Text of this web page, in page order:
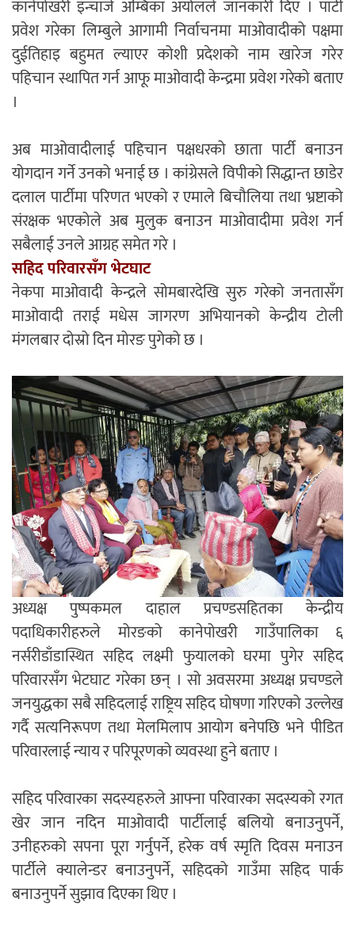
कानेपोखरी इन्चार्ज अम्बिका अर्यालले जानकारी दिए । पार्टी
प्रवेश गरेका लिम्बुले आगामी निर्वाचनमा माओवादीको पक्षमा
दुईतिहाइ बहुमत ल्याएर कोशी प्रदेशको नाम खारेज गरेर
पहिचान स्थापित गर्न आफू माओवादी केन्द्रमा प्रवेश गरेको बताए
।
अब माओवादीलाई पहिचान पक्षधरको छाता पार्टी बनाउन
योगदान गर्ने उनको भनाई छ । कांग्रेसले विपीको सिद्धान्त छाडेर
दलाल पार्टीमा परिणत भएको र एमाले बिचौलिया तथा भ्रष्टाको
संरक्षक भएकोले अब मुलुक बनाउन माओवादीमा प्रवेश गर्न
सबैलाई उनले आग्रह समेत गरे ।
सहिद परिवारसँग भेटघाट
नेकपा माओवादी केन्द्रले सोमबारदेखि सुरु गरेको जनतासँग
माओवादी तराई मधेस जागरण अभियानको केन्द्रीय टोली
मंगलबार दोस्रो दिन मोरङ पुगेको छ ।
अध्यक्ष पुष्पकमल दाहाल प्रचण्डसहितका केन्द्रीय
पदाधिकारीहरुले मोरङको कानेपोखरी गाउँपालिका ६
नर्सरीडाँडास्थित सहिद लक्ष्मी फुयालको घरमा पुगेर सहिद
परिवारसँग भेटघाट गरेका छन् । सो अवसरमा अध्यक्ष प्रचण्डले
जनयुद्धका सबै सहिदलाई राष्ट्रिय सहिद घोषणा गरिएको उल्लेख
गर्दै सत्यनिरूपण तथा मेलमिलाप आयोग बनेपछि भने पीडित
परिवारलाई न्याय र परिपूरणको व्यवस्था हुने बताए ।
सहिद परिवारका सदस्यहरुले आफ्ना परिवारका सदस्यको रगत
खेर जान नदिन माओवादी पार्टीलाई बलियो बनाउनुपर्ने,
उनीहरुको सपना पूरा गर्नुपर्ने, हरेक वर्ष स्मृति दिवस मनाउन
पार्टीले क्यालेन्डर बनाउनुपर्ने, सहिदको गाउँमा सहिद पार्क
बनाउनुपर्ने सुझाव दिएका थिए ।